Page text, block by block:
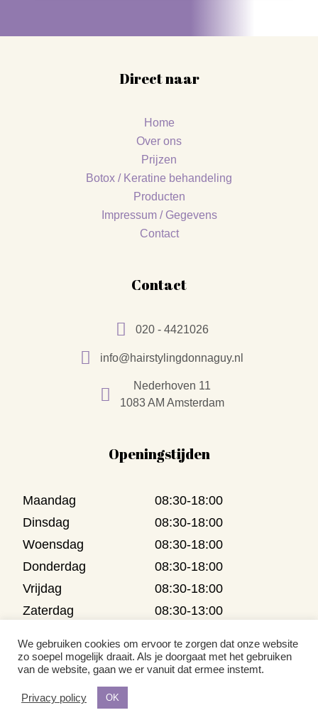
Direct naar
Home
Over ons
Prijzen
Botox / Keratine behandeling
Producten
Impressum / Gegevens
Contact
Contact
020 - 4421026
info@hairstylingdonnaguy.nl
Nederhoven 11
1083 AM Amsterdam
Openingstijden
Maandag
08:30-18:00
Dinsdag
08:30-18:00
Woensdag
08:30-18:00
Donderdag
08:30-18:00
Vrijdag
08:30-18:00
Zaterdag
08:30-13:00
© 2022 | Powered by
We gebruiken cookies om ervoor te zorgen dat onze website
zo soepel mogelijk draait. Als je doorgaat met het gebruiken
van de website, gaan we er vanuit dat ermee instemt.
Privacy policy OK